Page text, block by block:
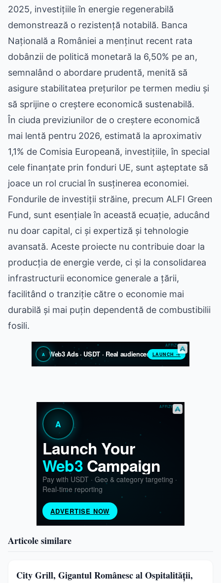
2025, investițiile în energie regenerabilă
demonstrează o rezistență notabilă. Banca
Națională a României a menținut recent rata
dobânzii de politică monetară la 6,50% pe an,
semnalând o abordare prudentă, menită să
asigure stabilitatea prețurilor pe termen mediu și
să sprijine o creștere economică sustenabilă.
În ciuda previziunilor de o creștere economică
mai lentă pentru 2026, estimată la aproximativ
1,1% de Comisia Europeană, investițiile, în special
cele finanțate prin fonduri UE, sunt așteptate să
joace un rol crucial în susținerea economiei.
Fondurile de investiții străine, precum ALFI Green
Fund, sunt esențiale în această ecuație, aducând
nu doar capital, ci și expertiză și tehnologie
avansată. Aceste proiecte nu contribuie doar la
producția de energie verde, ci și la consolidarea
infrastructurii economice generale a țării,
facilitând o tranziție către o economie mai
durabilă și mai puțin dependentă de combustibilii
fosili.
Articole similare
City Grill, Gigantul Românesc al Ospitalității,